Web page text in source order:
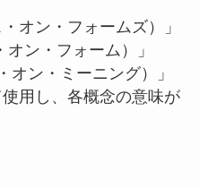
オン・フォームズ）」
オン・フォーム）」
オン・ミーニング）」
用し、各概念の意味が